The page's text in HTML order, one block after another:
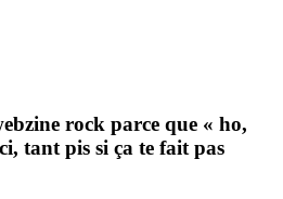
rock parce que « ho,
tant pis si ça te fait pas